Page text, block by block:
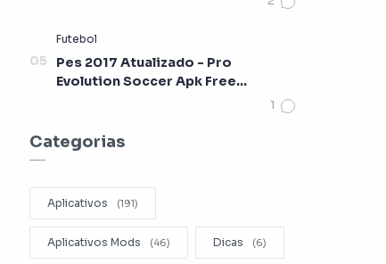
Pes 2017 Atualizado - Pro
Evolution Soccer Apk Free
Categorias
Aplicativos
Aplicativos Mods Dicas